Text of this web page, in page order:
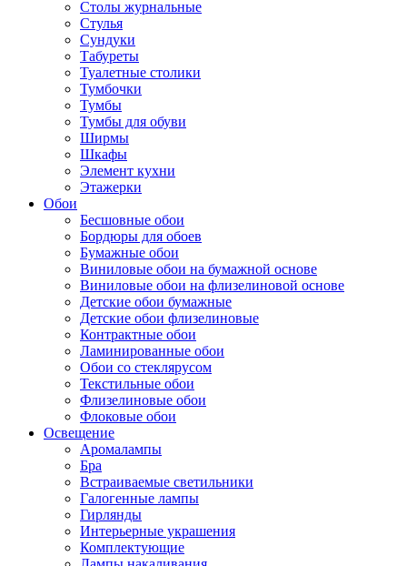
Столы журнальные
Стулья
Сундуки
Табуреты
Туалетные столики
Тумбочки
Тумбы
Тумбы для обуви
Ширмы
Шкафы
Элемент кухни
Этажерки
Обои
Бесшовные обои
Бордюры для обоев
Бумажные обои
Виниловые обои на бумажной основе
Виниловые обои на флизелиновой основе
Детские обои бумажные
Детские обои флизелиновые
Контрактные обои
Ламинированные обои
Обои со стеклярусом
Текстильные обои
Флизелиновые обои
Флоковые обои
Освещение
Аромалампы
Бра
Встраиваемые светильники
Галогенные лампы
Гирлянды
Интерьерные украшения
Комплектующие